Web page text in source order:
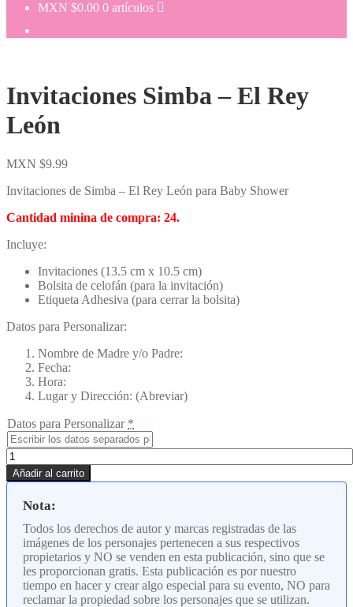
MXN $0.00 0 artículos
Invitaciones Simba – El Rey
León
MXN $9.99
Invitaciones de Simba – El Rey León para Baby Shower
Cantidad minina de compra: 24.
Incluye:
Invitaciones (13.5 cm x 10.5 cm)
Bolsita de celofán (para la invitación)
Etiqueta Adhesiva (para cerrar la bolsita)
Datos para Personalizar:
Nombre de Madre y/o Padre:
Fecha:
Hora:
Lugar y Dirección: (Abreviar)
Datos para Personalizar *
Invitaciones
Simba
-
Rey
León
cantidad
Añadir al carrito
Nota:
Todos los derechos de autor y marcas registradas de las
imágenes de los personajes pertenecen a sus respectivos
propietarios y NO se venden en esta publicación, sino que se
les proporcionan gratis. Esta publicación es por nuestro
tiempo en hacer y crear algo especial para su evento, NO para
reclamar la propiedad sobre los personajes que se utilizan.